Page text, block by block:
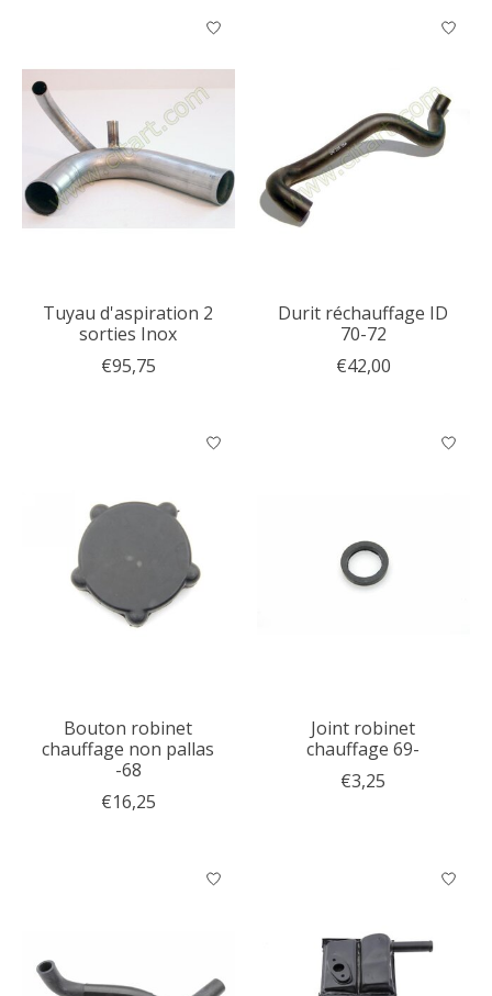
Tuyau d'aspiration 2
sorties Inox
€95,75
Durit réchauffage ID
70-72
€42,00
Bouton robinet
chauffage non pallas
-68
€16,25
Joint robinet
chauffage 69-
€3,25